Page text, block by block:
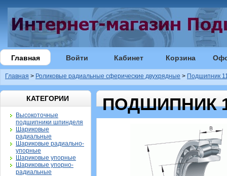
Главная Войти Кабинет Корзина
Главная > Роликовые радиальные сферические двухрядные > Подшипник
КАТЕГОРИИ
Высокоточные
подшипники шпинделя
Шариковые
радиальные
Шариковые радиально-
упорные
Шариковые упорные
Шариковые упорно-
радиальные
ПОДШИПНИК